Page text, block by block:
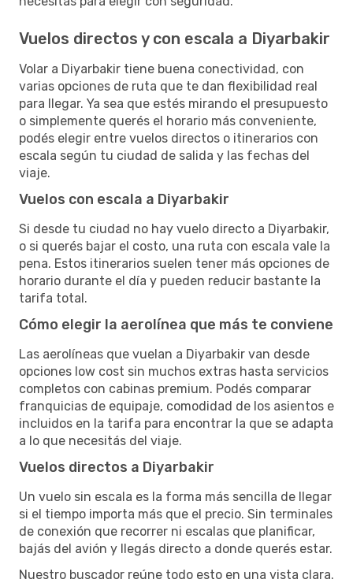
Vuelos directos y con escala a Diyarbakir
Volar a Diyarbakir tiene buena conectividad, con
varias opciones de ruta que te dan flexibilidad real
para llegar. Ya sea que estés mirando el presupuesto
o simplemente querés el horario más conveniente,
podés elegir entre vuelos directos o itinerarios con
escala según tu ciudad de salida y las fechas del
viaje.
Vuelos con escala a Diyarbakir
Si desde tu ciudad no hay vuelo directo a Diyarbakir,
o si querés bajar el costo, una ruta con escala vale la
pena. Estos itinerarios suelen tener más opciones de
horario durante el día y pueden reducir bastante la
tarifa total.
Cómo elegir la aerolínea que más te conviene
Las aerolíneas que vuelan a Diyarbakir van desde
opciones low cost sin muchos extras hasta servicios
completos con cabinas premium. Podés comparar
franquicias de equipaje, comodidad de los asientos e
incluidos en la tarifa para encontrar la que se adapta
a lo que necesitás del viaje.
Vuelos directos a Diyarbakir
Un vuelo sin escala es la forma más sencilla de llegar
si el tiempo importa más que el precio. Sin terminales
de conexión que recorrer ni escalas que planificar,
bajás del avión y llegás directo a donde querés estar.
Nuestro buscador reúne todo esto en una vista clara.